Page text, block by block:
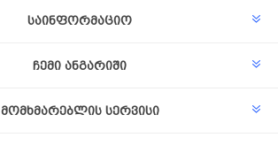
საინფორმაციო
ჩემი ანგარიში
მომხმარებლის სერვისი